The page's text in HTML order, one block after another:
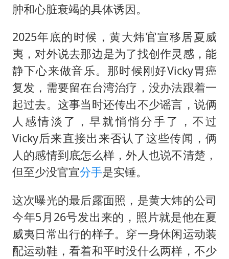
肿和心脏衰竭的具体诱因。
2025年底的时候，黄大炜官宣移居夏威
夷，对外说去那边是为了找创作灵感，能
静下心来做音乐。那时候刚好Vicky胃癌
复发，需要留在台湾治疗，没办法跟着一
起过去。这事当时还传出不少谣言，说俩
人感情淡了，早就悄悄分手了，不过
Vicky后来直接出来否认了这些传闻，俩
人的感情到底怎么样，外人也说不清楚，
但至少没官宣分手是实锤。
这次曝光的最后露面照，是黄大炜的公司
今年5月26号发出来的，照片就是他在夏
威夷日常出行的样子。穿一身休闲运动装
配运动鞋，看着和平时没什么两样，不少